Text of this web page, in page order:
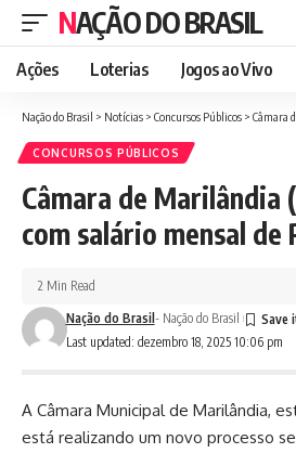
NAÇÃO DO BRASIL
Ações Loterias Jogos ao Vivo
Nação do Brasil > Notícias > Concursos Públicos > Câmara de
CONCURSOS PÚBLICOS
Câmara de Marilândia
com salário mensal de
Last updated: dezembro 18, 2025 10:06 pm
Nação do Brasil- Nação do Brasil
2 Min Read
A Câmara Municipal de Marilândia,
está realizando um novo processo